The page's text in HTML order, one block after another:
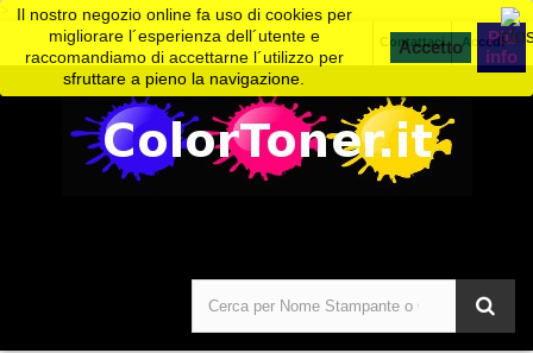
Accedi
Contattaci
Il nostro negozio online fa uso di cookies per
migliorare l´esperienza dell´utente e
raccomandiamo di accettarne l´utilizzo per
sfruttare a pieno la navigazione.
Piú
info